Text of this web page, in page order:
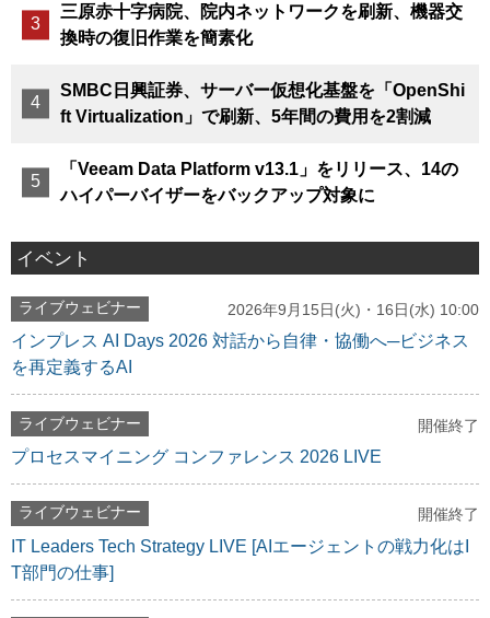
三原赤十字病院、院内ネットワークを刷新、機器交
換時の復旧作業を簡素化
SMBC日興証券、サーバー仮想化基盤を「OpenShi
ft Virtualization」で刷新、5年間の費用を2割減
「Veeam Data Platform v13.1」をリリース、14の
ハイパーバイザーをバックアップ対象に
イベント
ライブウェビナー 2026年9月15日(火)・16日(水) 10:00
インプレス AI Days 2026 対話から自律・協働へ─ビジネス
を再定義するAI
ライブウェビナー 開催終了
プロセスマイニング コンファレンス 2026 LIVE
ライブウェビナー 開催終了
IT Leaders Tech Strategy LIVE [AIエージェントの戦力化はI
T部門の仕事]